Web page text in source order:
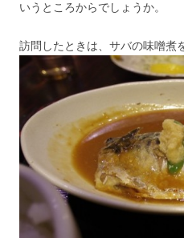
いうところからでしょうか。
訪問したときは、サバの味噌煮